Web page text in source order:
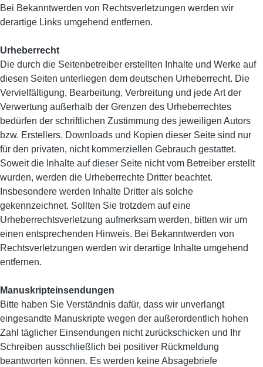
Bei Bekanntwerden von Rechtsverletzungen werden wir
derartige Links umgehend entfernen.
Urheberrecht
Die durch die Seitenbetreiber erstellten Inhalte und Werke auf
diesen Seiten unterliegen dem deutschen Urheberrecht. Die
Vervielfältigung, Bearbeitung, Verbreitung und jede Art der
Verwertung außerhalb der Grenzen des Urheberrechtes
bedürfen der schriftlichen Zustimmung des jeweiligen Autors
bzw. Erstellers. Downloads und Kopien dieser Seite sind nur
für den privaten, nicht kommerziellen Gebrauch gestattet.
Soweit die Inhalte auf dieser Seite nicht vom Betreiber erstellt
wurden, werden die Urheberrechte Dritter beachtet.
Insbesondere werden Inhalte Dritter als solche
gekennzeichnet. Sollten Sie trotzdem auf eine
Urheberrechtsverletzung aufmerksam werden, bitten wir um
einen entsprechenden Hinweis. Bei Bekanntwerden von
Rechtsverletzungen werden wir derartige Inhalte umgehend
entfernen.
Manuskripteinsendungen
Bitte haben Sie Verständnis dafür, dass wir unverlangt
eingesandte Manuskripte wegen der außerordentlich hohen
Zahl täglicher Einsendungen nicht zurückschicken und Ihr
Schreiben ausschließlich bei positiver Rückmeldung
beantworten können. Es werden keine Absagebriefe